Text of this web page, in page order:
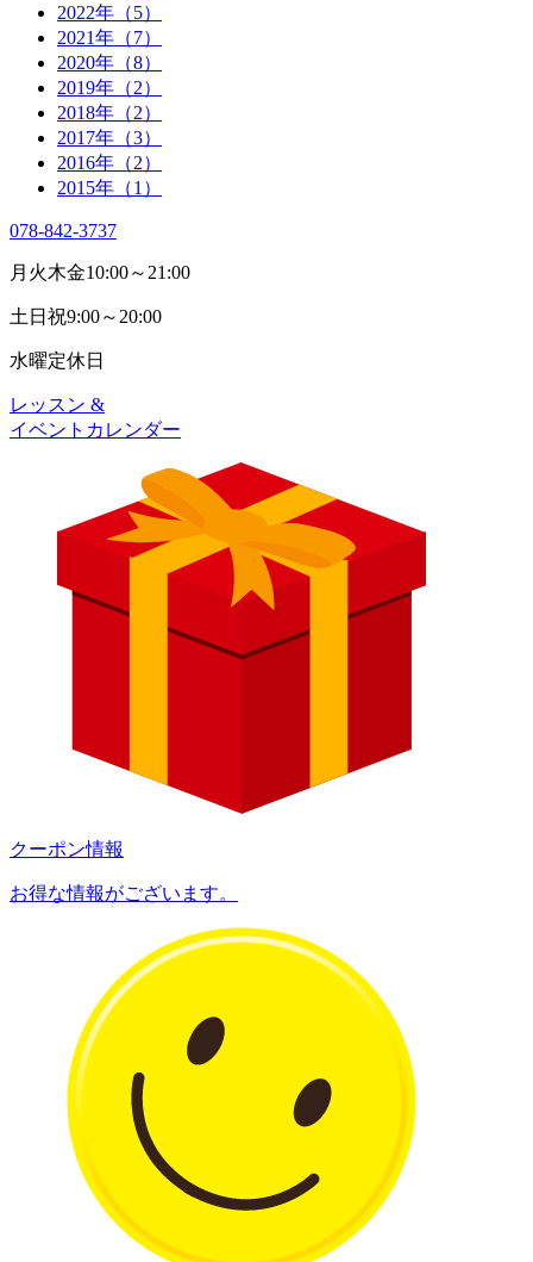
2022年（5）
2021年（7）
2020年（8）
2019年（2）
2018年（2）
2017年（3）
2016年（2）
2015年（1）
078-842-3737
月火木金10:00～21:00
土日祝9:00～20:00
水曜定休日
レッスン &
イベントカレンダー
クーポン情報
お得な情報がございます。